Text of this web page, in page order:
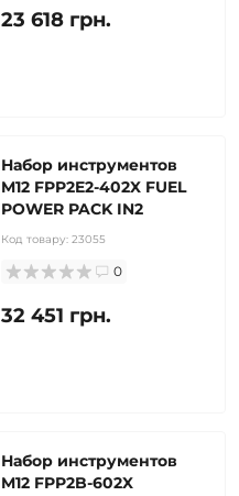
23 618 грн.
Набор инструментов
M12 FPP2E2-402X FUEL
POWER PACK IN2
Код товару: 23055
0
32 451 грн.
Набор инструментов
M12 FPP2B-602X